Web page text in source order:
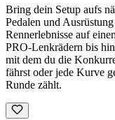
Bring dein Setup aufs
Pedalen und
Rennerlebnisse auf
PRO-Lenkrädern bis
mit dem du die
fährst oder jede Kurve
Runde zählt.